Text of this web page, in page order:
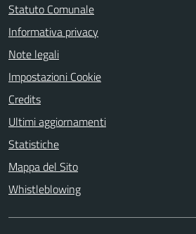
Statuto Comunale
Informativa privacy
Note legali
Impostazioni Cookie
Credits
Ultimi aggiornamenti
Statistiche
Mappa del Sito
Whistleblowing